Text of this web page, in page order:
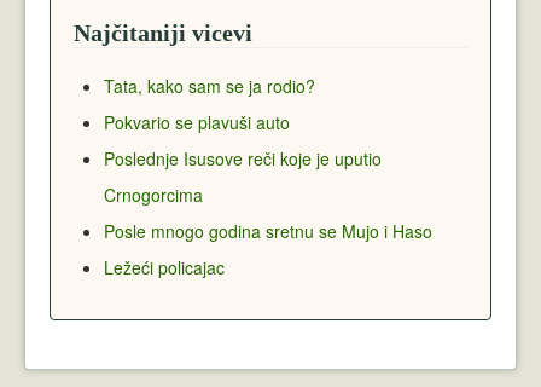
Najčitaniji vicevi
Tata, kako sam se ja rodio?
Pokvario se plavuši auto
Poslednje Isusove reči koje je uputio
Crnogorcima
Posle mnogo godina sretnu se Mujo i Haso
Ležeći policajac